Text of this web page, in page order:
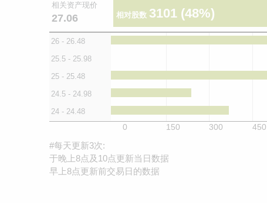
相关资产现价
27.06 相对股数 3101 (48%)
26 - 26.48
25.5 - 25.98
25 - 25.48
24.5 - 24.98
24 - 24.48
0 150 300 450
#每天更新3次:
于晚上8点及10点更新当日数据
早上8点更新前交易日的数据